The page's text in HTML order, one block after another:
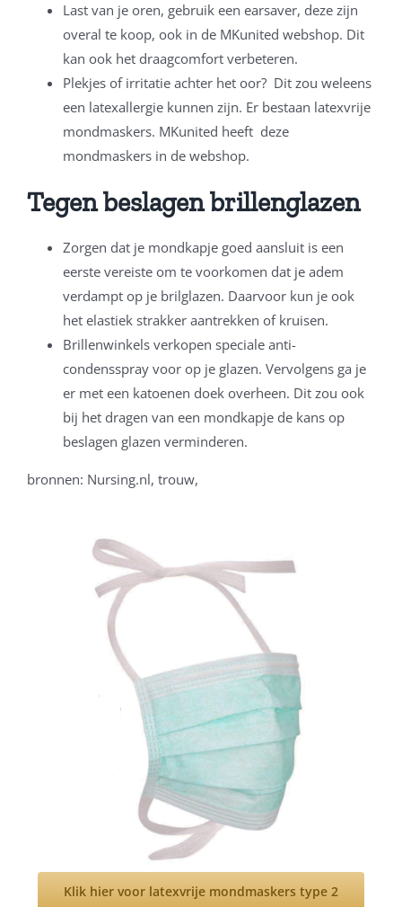
Last van je oren, gebruik een earsaver, deze zijn
overal te koop, ook in de MKunited webshop. Dit
kan ook het draagcomfort verbeteren.
Plekjes of irritatie achter het oor? Dit zou weleens
een latexallergie kunnen zijn. Er bestaan latexvrije
mondmaskers. MKunited heeft deze
mondmaskers in de webshop.
Tegen beslagen brillenglazen
Zorgen dat je mondkapje goed aansluit is een
eerste vereiste om te voorkomen dat je adem
verdampt op je brilglazen. Daarvoor kun je ook
het elastiek strakker aantrekken of kruisen.
Brillenwinkels verkopen speciale anti-
condensspray voor op je glazen. Vervolgens ga je
er met een katoenen doek overheen. Dit zou ook
bij het dragen van een mondkapje de kans op
beslagen glazen verminderen.
bronnen: Nursing.nl, trouw,
Klik hier voor latexvrije mondmaskers type 2